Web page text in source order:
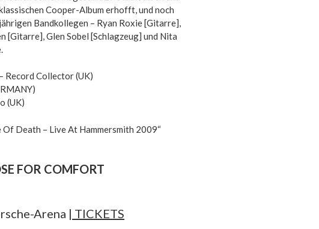
Cooper-Album erhofft, und noch
Bandkollegen – Ryan Roxie [Gitarre],
[Gitarre], Glen Sobel [Schlagzeug] und Nita
Record Collector (UK)
(UK)
Death – Live At Hammersmith 2009“
FOR COMFORT
Arena | TICKETS